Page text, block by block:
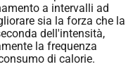
a intervalli ad
sia la forza che la
dell'intensità,
la frequenza
di calorie.